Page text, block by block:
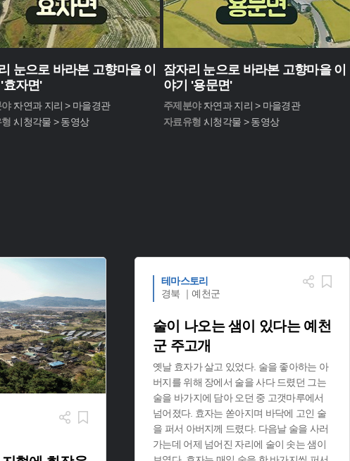
눈으로 바라본 고향마을 이
효자면'
:자연과 지리 > 마을경관
:시청각물 > 동영상
잠자리 눈으로 바라본 고향마을 이
야기 '용문면'
주제분야 :자연과 지리 > 마을경관
자료유형 :시청각물 > 동영상
테마스토리
경북 ｜예천군
술이 나오는 샘이 있다는 예천
군 주고개
옛날 효자가 살고 있었다. 술을 좋아하는 아
버지를 위해 장에서 술을 사다 드렸던 그는
술을 바가지에 담아 오던 중 고갯마루에서
넘어졌다. 효자는 쏟아지며 바닥에 고인 술
을 퍼서 아버지께 드렸다. 다음날 술을 사러
가는데 어제 넘어진 자리에 술이 솟는 샘이